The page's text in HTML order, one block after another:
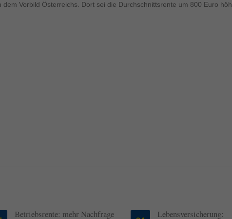
Vorbild Österreichs. Dort sei die Durchschnittsrente um 800 Euro
Betriebsrente: mehr Nachfrage
Lebensversicherung: